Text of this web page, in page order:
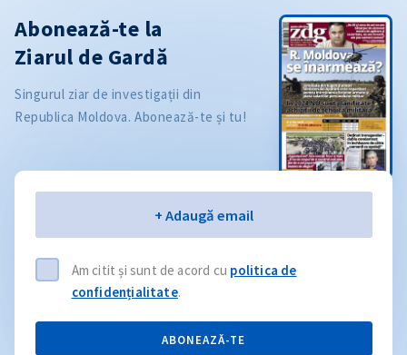
Abonează-te la
Ziarul de Gardă
Singurul ziar de investigații din
Republica Moldova. Abonează-te și tu!
+ Adaugă email
Am citit și sunt de acord cu politica de
confidențialitate.
ABONEAZĂ-TE